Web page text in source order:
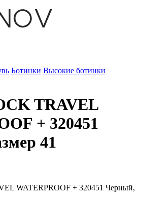
Ботинки Высокие ботинки
TRAVEL
+ 320451
41